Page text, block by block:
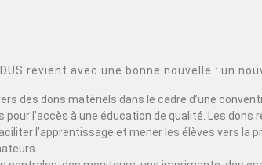
revient avec une bonne nouvelle : un
des dons matériels dans le cadre d’une
l’accès à une éducation de qualité. Les
l’apprentissage et mener les élèves vers la